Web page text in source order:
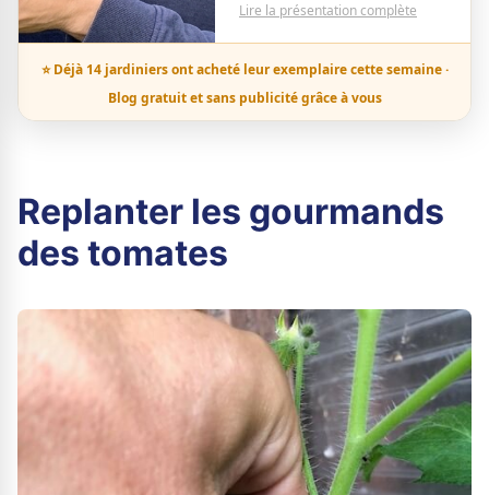
Lire la présentation complète
⭐ Déjà 14 jardiniers ont acheté leur exemplaire cette semaine ·
Blog gratuit et sans publicité grâce à vous
Replanter les gourmands
des tomates